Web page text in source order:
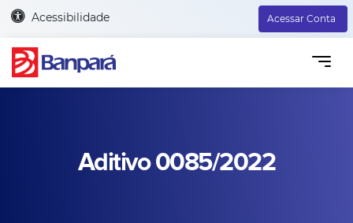
Acessibilidade Acessar Conta
Aditivo 0085/2022